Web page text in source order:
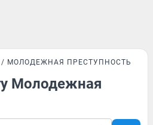
МОЛОДЕЖНАЯ ПРЕСТУПНОСТЬ
Молодежная